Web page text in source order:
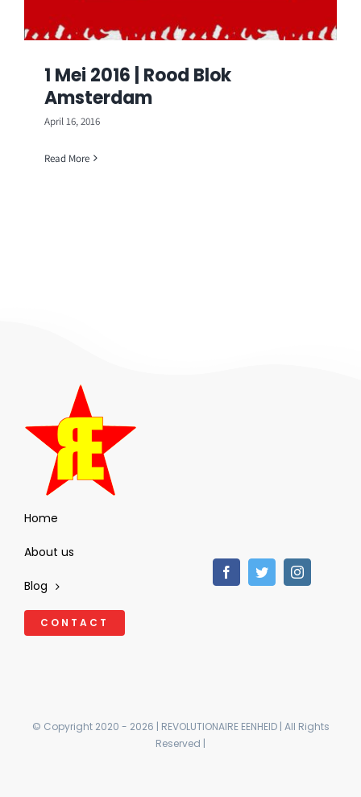
1 Mei 2016 | Rood Blok
Amsterdam
April 16, 2016
Read More
Home
About us
Blog
CONTACT
© Copyright 2020 - 2026 | REVOLUTIONAIRE EENHEID | All Rights
Reserved |